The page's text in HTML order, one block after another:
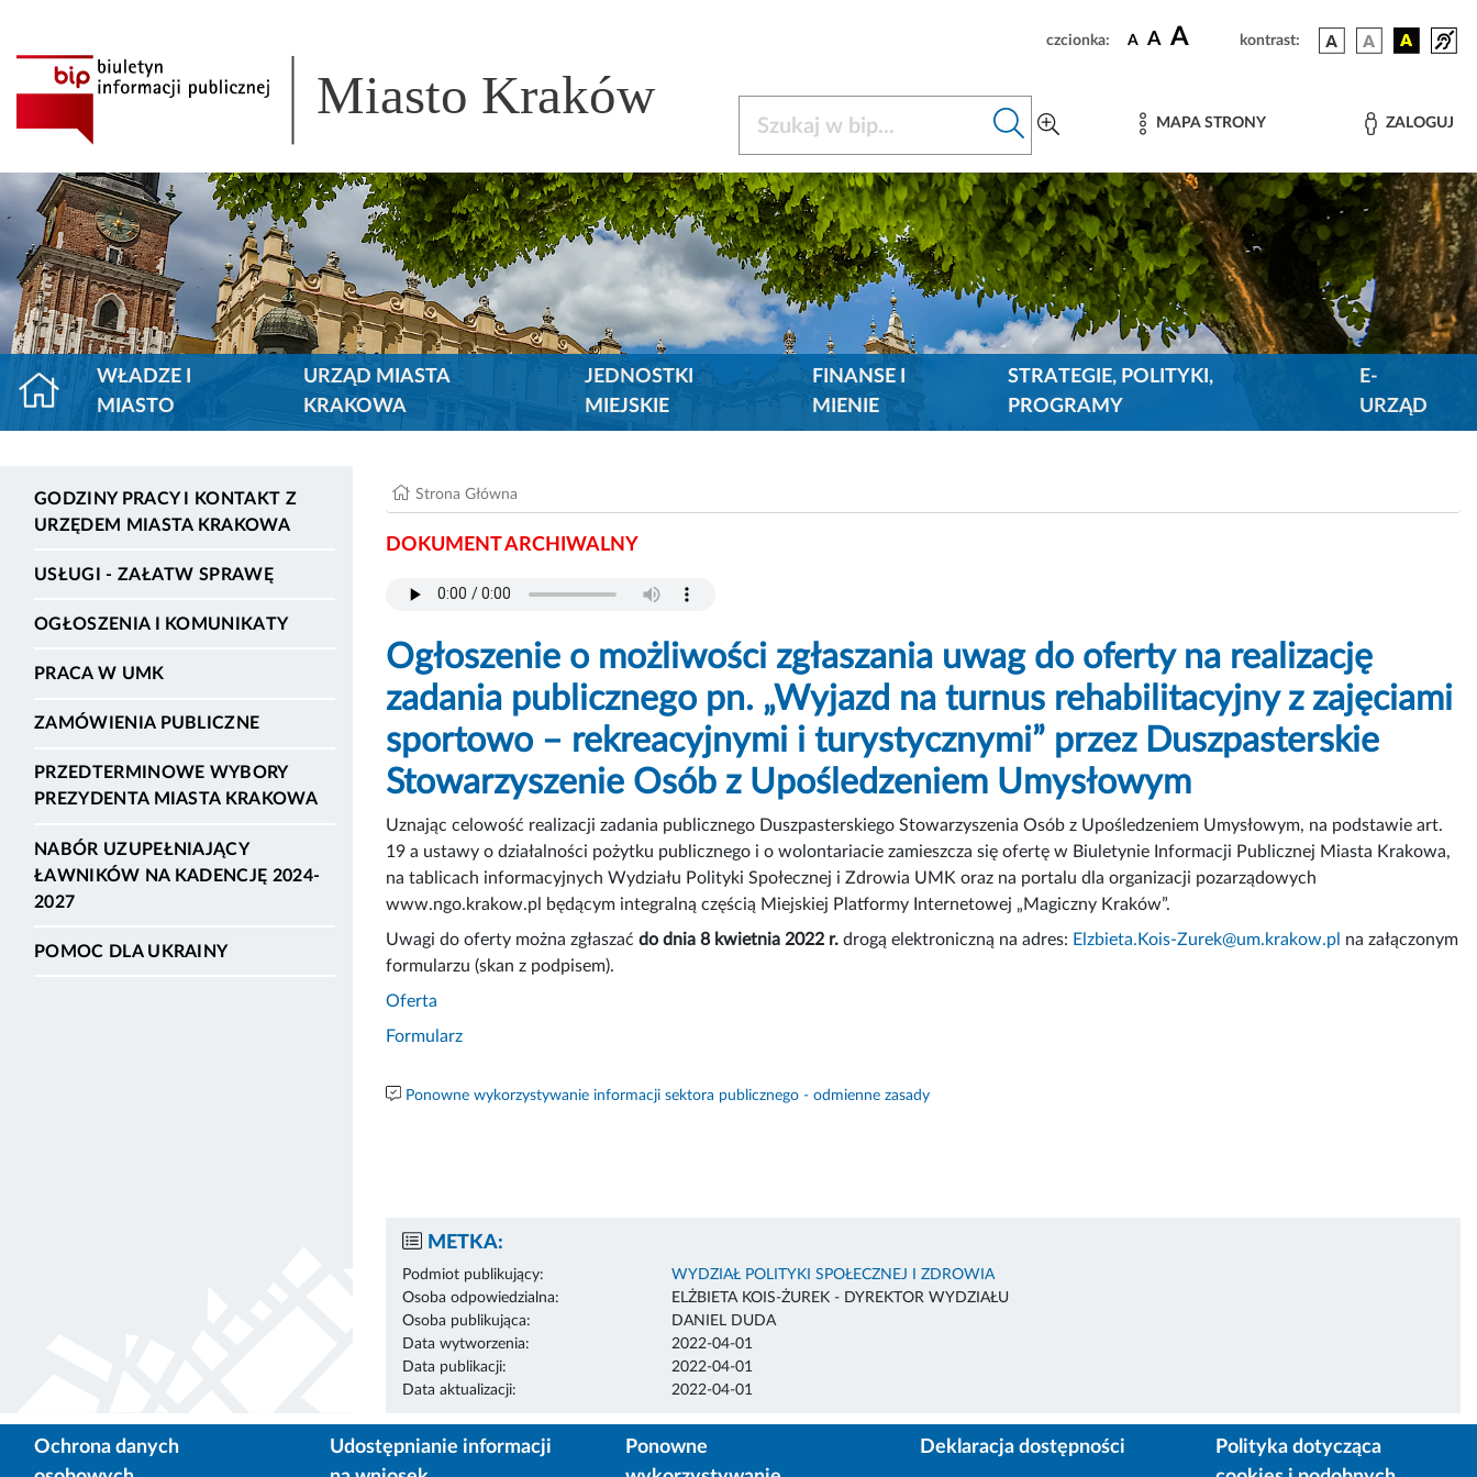
czcionka: A A A kontrast:
Miasto Kraków MAPA STRONY ZALOGUJ
WŁADZE I
MIASTO
URZĄD MIASTA
KRAKOWA
JEDNOSTKI
MIEJSKIE
FINANSE I
MIENIE
STRATEGIE, POLITYKI,
PROGRAMY
E-
URZĄD
GODZINY PRACY I KONTAKT Z
URZĘDEM MIASTA KRAKOWA
USŁUGI - ZAŁATW SPRAWĘ
OGŁOSZENIA I KOMUNIKATY
PRACA W UMK
ZAMÓWIENIA PUBLICZNE
PRZEDTERMINOWE WYBORY
PREZYDENTA MIASTA KRAKOWA
NABÓR UZUPEŁNIAJĄCY
ŁAWNIKÓW NA KADENCJĘ 2024-
2027
POMOC DLA UKRAINY
Strona Główna
DOKUMENT ARCHIWALNY
Ogłoszenie o możliwości zgłaszania uwag do oferty na realizację
zadania publicznego pn. „Wyjazd na turnus rehabilitacyjny z zajęciami
sportowo – rekreacyjnymi i turystycznymi” przez Duszpasterskie
Stowarzyszenie Osób z Upośledzeniem Umysłowym
Uznając celowość realizacji zadania publicznego Duszpasterskiego Stowarzyszenia Osób z Upośledzeniem Umysłowym, na podstawie art.
19 a ustawy o działalności pożytku publicznego i o wolontariacie zamieszcza się ofertę w Biuletynie Informacji Publicznej Miasta Krakowa,
na tablicach informacyjnych Wydziału Polityki Społecznej i Zdrowia UMK oraz na portalu dla organizacji pozarządowych
www.ngo.krakow.pl będącym integralną częścią Miejskiej Platformy Internetowej „Magiczny Kraków”.
Uwagi do oferty można zgłaszać do dnia 8 kwietnia 2022 r. drogą elektroniczną na adres: Elzbieta.Kois-Zurek@um.krakow.pl na załączonym
formularzu (skan z podpisem).
Oferta
Formularz
Ponowne wykorzystywanie informacji sektora publicznego - odmienne zasady
METKA:
Podmiot publikujący:
WYDZIAŁ POLITYKI SPOŁECZNEJ I ZDROWIA
Osoba odpowiedzialna:
ELŻBIETA KOIS-ŻUREK - DYREKTOR WYDZIAŁU
Osoba publikująca:
DANIEL DUDA
Data wytworzenia:
2022-04-01
Data publikacji:
2022-04-01
Data aktualizacji:
2022-04-01
Ochrona danych
Udostępnianie informacji
Ponowne
Deklaracja dostępności
Polityka dotycząca